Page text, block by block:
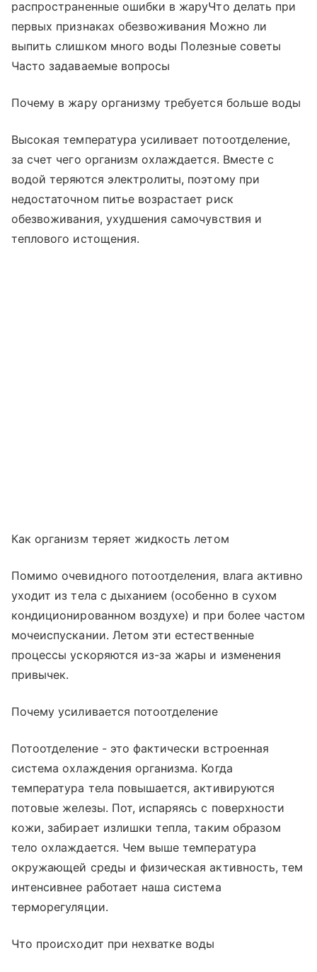
распространенные ошибки в жаруЧто делать при
первых признаках обезвоживания Можно ли
выпить слишком много воды Полезные советы
Часто задаваемые вопросы
Почему в жару организму требуется больше воды
Высокая температура усиливает потоотделение,
за счет чего организм охлаждается. Вместе с
водой теряются электролиты, поэтому при
недостаточном питье возрастает риск
обезвоживания, ухудшения самочувствия и
теплового истощения.
Как организм теряет жидкость летом
Помимо очевидного потоотделения, влага активно
уходит из тела с дыханием (особенно в сухом
кондиционированном воздухе) и при более частом
мочеиспускании. Летом эти естественные
процессы ускоряются из-за жары и изменения
привычек.
Почему усиливается потоотделение
Потоотделение - это фактически встроенная
система охлаждения организма. Когда
температура тела повышается, активируются
потовые железы. Пот, испаряясь с поверхности
кожи, забирает излишки тепла, таким образом
тело охлаждается. Чем выше температура
окружающей среды и физическая активность, тем
интенсивнее работает наша система
терморегуляции.
Что происходит при нехватке воды